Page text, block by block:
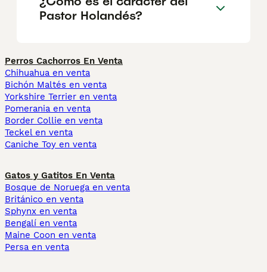
Pastor Holandés?
Perros Cachorros En Venta
Chihuahua en venta
Bichón Maltés en venta
Yorkshire Terrier en venta
Pomerania en venta
Border Collie en venta
Teckel en venta
Caniche Toy en venta
Gatos y Gatitos En Venta
Bosque de Noruega en venta
Británico en venta
Sphynx en venta
Bengalí en venta
Maine Coon en venta
Persa en venta